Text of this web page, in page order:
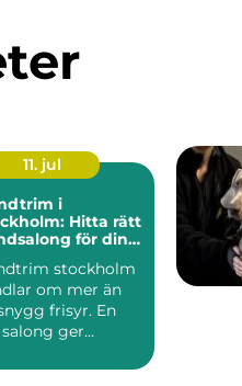
11. jul
i
Hitta rätt
för din
stockholm
om mer än
frisyr. En
salong ger